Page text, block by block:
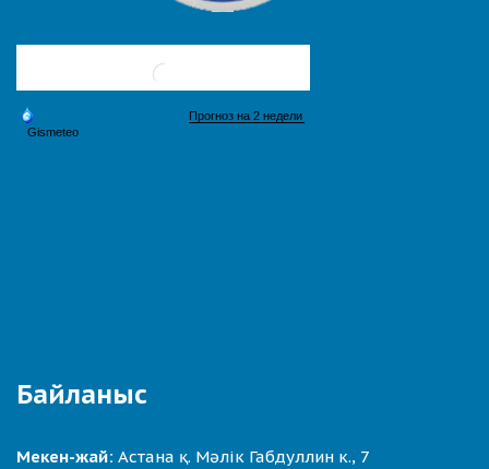
Байланыс
Мекен-жай: Астана қ. Мәлік Габдуллин к., 7